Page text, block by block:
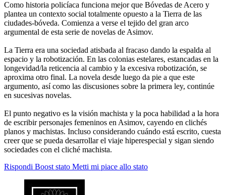
Como historia policíaca funciona mejor que Bóvedas de Acero y
plantea un contexto social totalmente opuesto a la Tierra de las
ciudades-bóveda. Comienza a verse el tejido del gran arco
argumental de esta serie de novelas de Asimov.
La Tierra era una sociedad atisbada al fracaso dando la espalda al
espacio y la robotización. En las colonias estelares, estancadas en la
longevidad/la reticencia al cambio y la excesiva robotización, se
aproxima otro final. La novela desde luego da pie a que este
argumento, así como las discusiones sobre la primera ley, continúe
en sucesivas novelas.
El punto negativo es la visión machista y la poca habilidad a la hora
de escribir personajes femeninos en Asimov, cayendo en clichés
planos y machistas. Incluso considerando cuándo está escrito, cuesta
creer que se pueda desarrollar el viaje hiperespecial y sigan siendo
sociedades con el cliché machista.
Rispondi Boost stato Metti mi piace allo stato